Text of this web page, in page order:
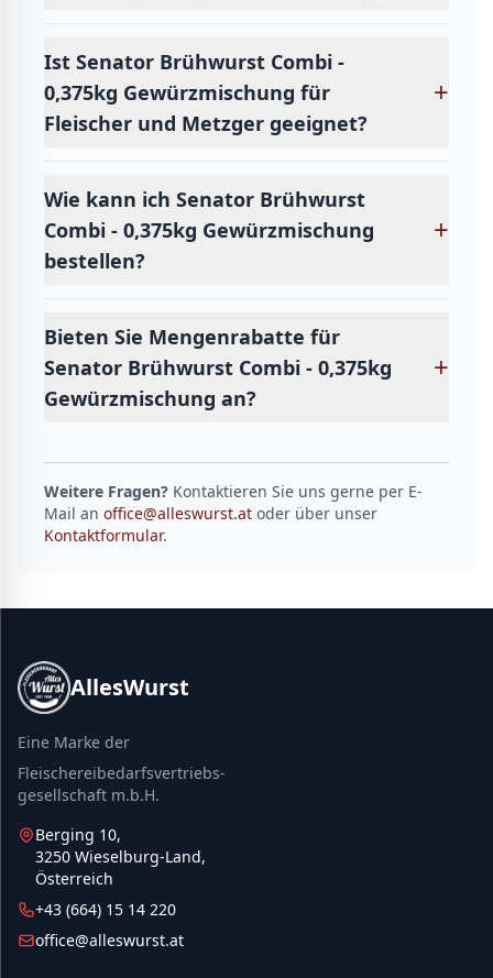
Ist Senator Brühwurst Combi -
0,375kg Gewürzmischung für
Fleischer und Metzger geeignet?
+
Wie kann ich Senator Brühwurst
Combi - 0,375kg Gewürzmischung
bestellen?
+
Bieten Sie Mengenrabatte für
Senator Brühwurst Combi - 0,375kg
Gewürzmischung an?
+
Weitere Fragen? Kontaktieren Sie uns gerne per E-
Mail an office@alleswurst.at oder über unser
Kontaktformular.
AllesWurst
Eine Marke der
Fleischereibedarfsvertriebs-
gesellschaft m.b.H.
Berging 10,
3250 Wieselburg-Land,
Österreich
+43 (664) 15 14 220
office@alleswurst.at